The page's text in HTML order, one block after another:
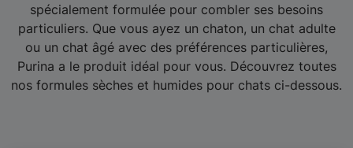
spécialement formulée pour combler ses besoins
particuliers. Que vous ayez un chaton, un chat adulte
ou un chat âgé avec des préférences particulières,
Purina a le produit idéal pour vous. Découvrez toutes
nos formules sèches et humides pour chats ci-dessous.